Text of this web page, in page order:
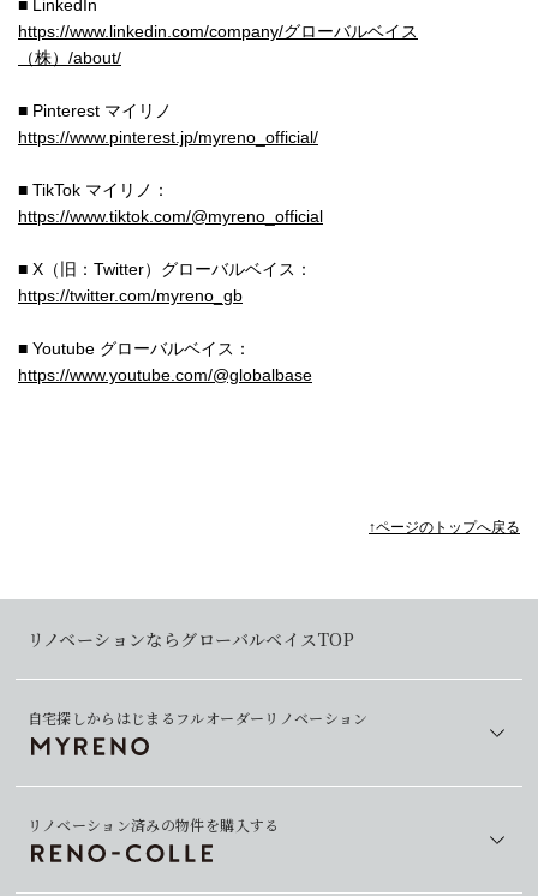
■ LinkedIn
https://www.linkedin.com/company/グローバルベイス
（株）/about/
■ Pinterest マイリノ
https://www.pinterest.jp/myreno_official/
■ TikTok マイリノ：
https://www.tiktok.com/@myreno_official
■ X（旧：Twitter）グローバルベイス：
https://twitter.com/myreno_gb
■ Youtube グローバルベイス：
https://www.youtube.com/@globalbase
↑ページのトップへ戻る
リノベーションならグローバルベイスTOP
自宅探しからはじまるフルオーダーリノベーション
リノベーション済みの物件を購入する